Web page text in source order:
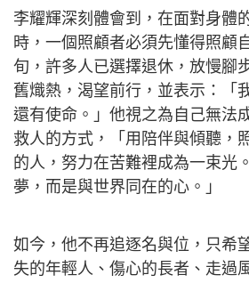
李耀輝深刻體會到，在面對身體
時，一個照顧者必須先懂得照顧
旬，許多人已選擇退休，放慢腳
舊熾熱，渴望前行，並表示：「
還有使命。」他視之為自己無法
救人的方式，「用陪伴與傾聽，
的人，努力在苦難裡成為一束光
夢，而是與世界同在的心。」
如今，他不再追逐名與位，只希
失的年輕人、傷心的長者、走過